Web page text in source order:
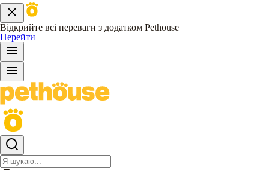
Відкрийте всі переваги з додатком Pethouse
Перейти